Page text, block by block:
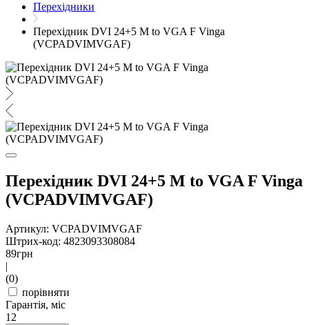
Перехідники
Перехідник DVI 24+5 M to VGA F Vinga
(VCPADVIMVGAF)
Перехідник DVI 24+5 M to VGA F Vinga
(VCPADVIMVGAF)
Артикул: VCPADVIMVGAF
Штрих-код: 4823093308084
89грн
|
(0)
порівняти
Гарантія, міс
12